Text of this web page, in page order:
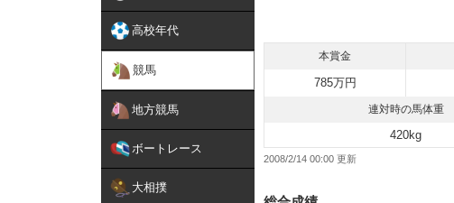
高校年代
競馬
地方競馬
ボートレース
大相撲
本賞金
785万円
連対時の馬体重
420kg
2008/2/14 00:00